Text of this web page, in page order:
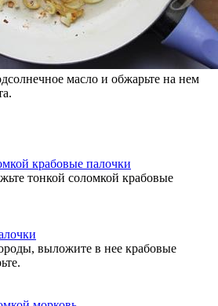
масло и обжарьте на нем
тонкой соломкой крабовые
выложите в нее крабовые